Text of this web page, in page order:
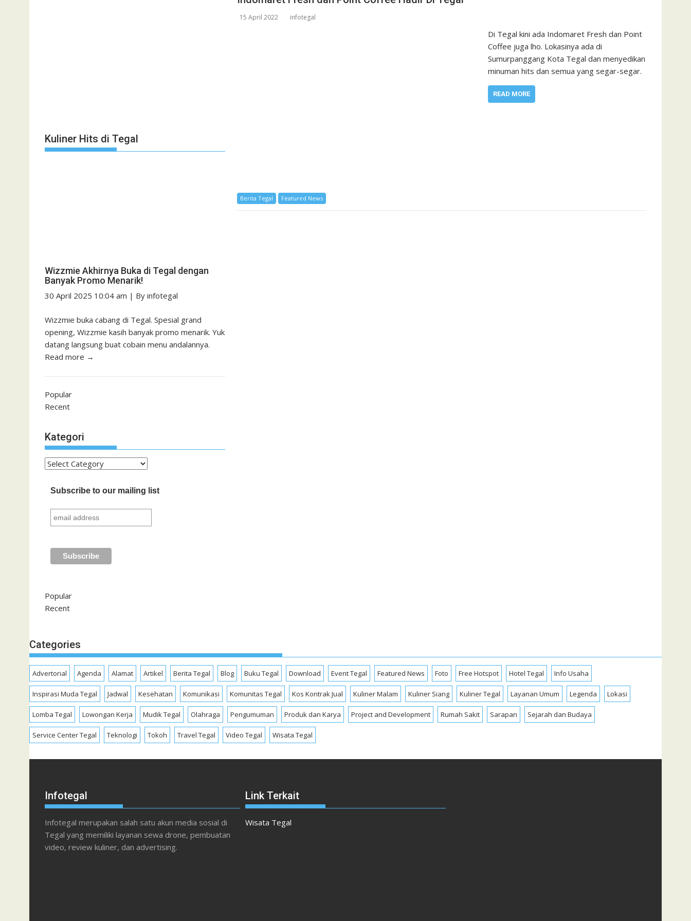
15 April 2022 infotegal
Di Tegal kini ada Indomaret Fresh dan Point
Coffee juga lho. Lokasinya ada di
Sumurpanggang Kota Tegal dan menyedikan
minuman hits dan semua yang segar-segar.
READ MORE
Berita Tegal Featured News
Kuliner Hits di Tegal
Wizzmie Akhirnya Buka di Tegal dengan
Banyak Promo Menarik!
30 April 2025 10:04 am | By infotegal
Wizzmie buka cabang di Tegal. Spesial grand
opening, Wizzmie kasih banyak promo menarik. Yuk
datang langsung buat cobain menu andalannya.
Read more →
Popular
Recent
Kategori
Kategori
Subscribe to our mailing list
Popular
Recent
Categories
Advertorial Agenda Alamat Artikel Berita Tegal Blog Buku Tegal Download Event Tegal Featured News Foto Free Hotspot Hotel Tegal Info Usaha
Inspirasi Muda Tegal Jadwal Kesehatan Komunikasi Komunitas Tegal Kos Kontrak Jual Kuliner Malam Kuliner Siang Kuliner Tegal Layanan Umum Legenda Lokasi
Lomba Tegal Lowongan Kerja Mudik Tegal Olahraga Pengumuman Produk dan Karya Project and Development Rumah Sakit Sarapan Sejarah dan Budaya
Service Center Tegal Teknologi Tokoh Travel Tegal Video Tegal Wisata Tegal
Infotegal
Infotegal merupakan salah satu akun media sosial di
Tegal yang memiliki layanan sewa drone, pembuatan
video, review kuliner, dan advertising.
Link Terkait
Wisata Tegal